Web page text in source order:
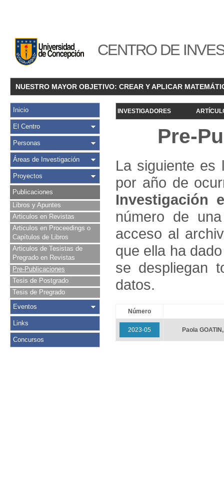
CENTRO DE
NUESTRO MAYOR OBJETIVO: CREAR Y APLICAR
Inicio
El Centro
Personas
Áreas de Investigación
Proyectos
Publicaciones
Libros y Apuntes
Articulos en Revistas
Articulos en Proceedings o
Capítulos de Libros
Articulos de Tesistas de
Pregrado en Revistas
Pre-Publicaciones
Tesis de Postgrado
Tesis de Pregrado
Eventos
Links
Concursos
INVESTIGADORES
Pre-
La siguiente es
por año de
Investigación
número de
acceso al
que ella ha
se despliegan
datos.
Número
2023-05 Paola GOATIN